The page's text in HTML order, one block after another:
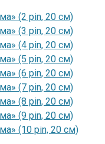
(2 pin, 20 см)
(3 pin, 20 см)
(4 pin, 20 см)
(5 pin, 20 см)
(6 pin, 20 см)
(7 pin, 20 см)
(8 pin, 20 см)
(9 pin, 20 см)
(10 pin, 20 см)